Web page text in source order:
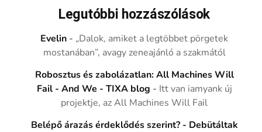
Legutóbbi hozzászólások
Evelin - „Dalok, amiket a legtöbbet pörgetek
mostanában”, avagy zeneajánló a szakmától
Robosztus és zabolázatlan: All Machines Will
Fail - And We - TIXA blog - Itt van iamyank új
projektje, az All Machines Will Fail
Belépő árazás érdeklődés szerint? - Debütáltak